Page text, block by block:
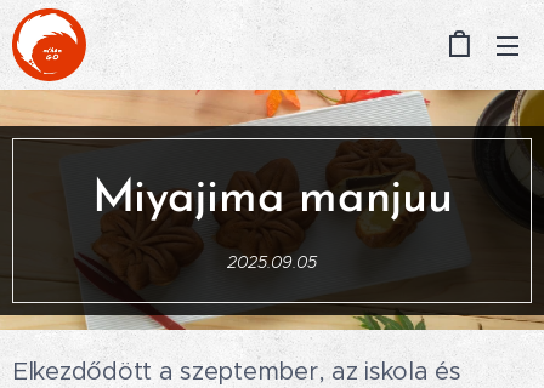
Miyajima manjuu
2025.09.05
Elkezdődött a szeptember, az iskola és